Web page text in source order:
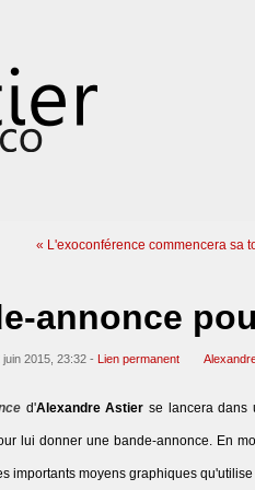
« L'exoconférence commencera sa
annonce
2015, 23:32 - Lien permanent
d'Alexandre Astier se lancera dans
lui donner une bande-annonce. En
importants moyens graphiques